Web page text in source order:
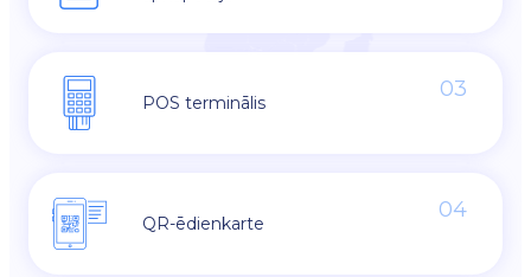
03
POS terminālis
04
QR-ēdienkarte